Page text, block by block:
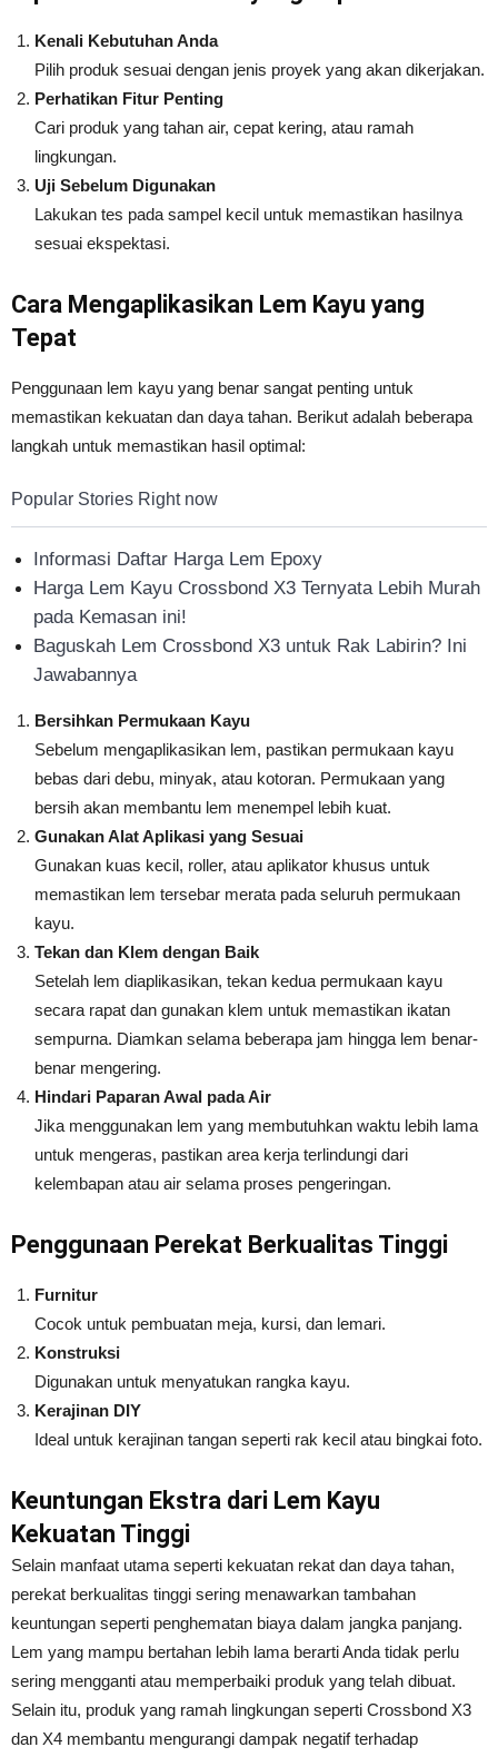
Kenali Kebutuhan Anda
Pilih produk sesuai dengan jenis proyek yang akan dikerjakan.
Perhatikan Fitur Penting
Cari produk yang tahan air, cepat kering, atau ramah
lingkungan.
Uji Sebelum Digunakan
Lakukan tes pada sampel kecil untuk memastikan hasilnya
sesuai ekspektasi.
Cara Mengaplikasikan Lem Kayu yang
Tepat
Penggunaan lem kayu yang benar sangat penting untuk
memastikan kekuatan dan daya tahan. Berikut adalah beberapa
langkah untuk memastikan hasil optimal:
Popular Stories Right now
Informasi Daftar Harga Lem Epoxy
Harga Lem Kayu Crossbond X3 Ternyata Lebih Murah
pada Kemasan ini!
Baguskah Lem Crossbond X3 untuk Rak Labirin? Ini
Jawabannya
Bersihkan Permukaan Kayu
Sebelum mengaplikasikan lem, pastikan permukaan kayu
bebas dari debu, minyak, atau kotoran. Permukaan yang
bersih akan membantu lem menempel lebih kuat.
Gunakan Alat Aplikasi yang Sesuai
Gunakan kuas kecil, roller, atau aplikator khusus untuk
memastikan lem tersebar merata pada seluruh permukaan
kayu.
Tekan dan Klem dengan Baik
Setelah lem diaplikasikan, tekan kedua permukaan kayu
secara rapat dan gunakan klem untuk memastikan ikatan
sempurna. Diamkan selama beberapa jam hingga lem benar-
benar mengering.
Hindari Paparan Awal pada Air
Jika menggunakan lem yang membutuhkan waktu lebih lama
untuk mengeras, pastikan area kerja terlindungi dari
kelembapan atau air selama proses pengeringan.
Penggunaan Perekat Berkualitas Tinggi
Furnitur
Cocok untuk pembuatan meja, kursi, dan lemari.
Konstruksi
Digunakan untuk menyatukan rangka kayu.
Kerajinan DIY
Ideal untuk kerajinan tangan seperti rak kecil atau bingkai foto.
Keuntungan Ekstra dari Lem Kayu
Kekuatan Tinggi
Selain manfaat utama seperti kekuatan rekat dan daya tahan,
perekat berkualitas tinggi sering menawarkan tambahan
keuntungan seperti penghematan biaya dalam jangka panjang.
Lem yang mampu bertahan lebih lama berarti Anda tidak perlu
sering mengganti atau memperbaiki produk yang telah dibuat.
Selain itu, produk yang ramah lingkungan seperti Crossbond X3
dan X4 membantu mengurangi dampak negatif terhadap